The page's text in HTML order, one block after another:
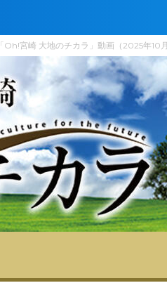
「Oh!宮崎 大地のチカラ」動画（2025年10